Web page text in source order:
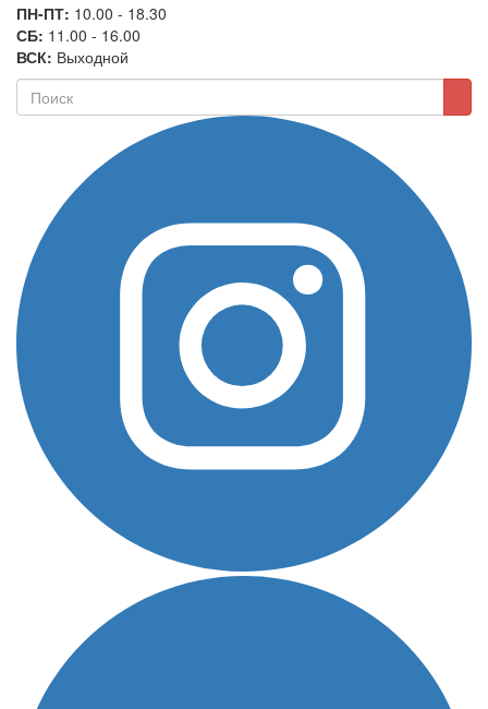
ПН-ПТ: 10.00 - 18.30
СБ: 11.00 - 16.00
ВСК: Выходной